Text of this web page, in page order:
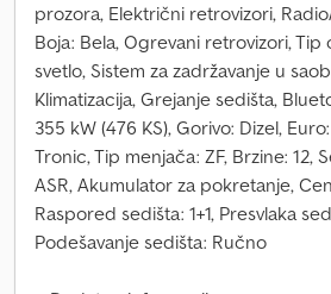
prozora, Električni retrovizori,
Boja: Bela, Ogrevani retrovizori, Tip
svetlo, Sistem za zadržavanje u
Klimatizacija, Grejanje sedišta,
355 kW (476 KS), Gorivo: Dizel,
Tronic, Tip menjača: ZF, Brzine: 12,
ASR, Akumulator za pokretanje,
Raspored sedišta: 1+1, Presvlaka
Podešavanje sedišta: Ručno